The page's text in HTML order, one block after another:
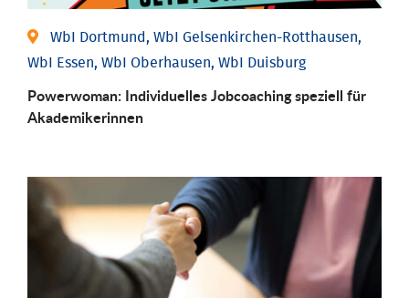
WbI Dortmund, WbI Gelsenkirchen-Rotthausen,
WbI Essen, WbI Oberhausen, WbI Duisburg
Powerwoman: Individu­elles Job­coaching speziell für
Aka­demiker­innen